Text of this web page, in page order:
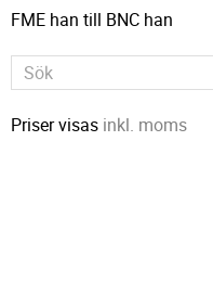
FME han till BNC han
Priser visas inkl. moms